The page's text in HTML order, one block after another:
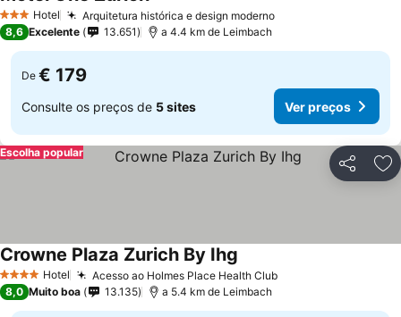
3 EstrelasHotel Arquitetura histórica e design modernoVer preços
Ver preços
8,6 Excelente 13.651 a 4.4 km de Leimbach
De € 179
Consulte os preços de 5 sites Ver preços
Partilhar
Escolha popular
4 EstrelasHotel Acesso ao Holmes Place Health ClubVer preços
Crowne Plaza Zurich By Ihg
8,0 Muito boa 13.135 a 5.4 km de Leimbach